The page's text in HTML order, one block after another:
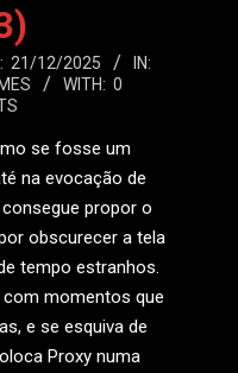
21/12/2025
IN:
WITH: 0
se fosse um
na evocação de
propor o
obscurecer a tela
tempo estranhos.
momentos que
e se esquiva de
Proxy numa